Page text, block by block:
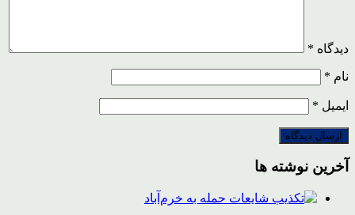
دیدگاه *
نام *
ایمیل *
آخرین نوشته ها